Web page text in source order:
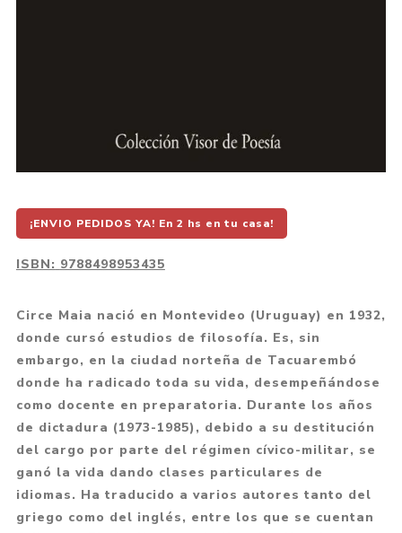
¡ENVIO PEDIDOS YA! En 2 hs en tu casa!
ISBN: 9788498953435
Circe Maia nació en Montevideo (Uruguay) en 1932,
donde cursó estudios de filosofía. Es, sin
embargo, en la ciudad norteña de Tacuarembó
donde ha radicado toda su vida, desempeñándose
como docente en preparatoria. Durante los años
de dictadura (1973-1985), debido a su destitución
del cargo por parte del régimen cívico-militar, se
ganó la vida dando clases particulares de
idiomas. Ha traducido a varios autores tanto del
griego como del inglés, entre los que se cuentan